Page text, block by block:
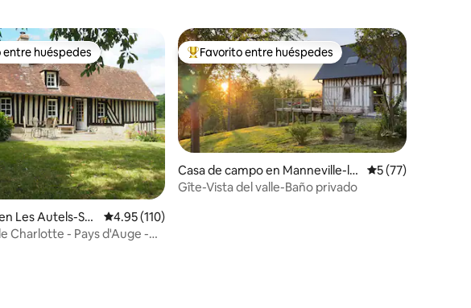
de 5; 62 evaluaciones
en Favorito entre huéspedes
entre huéspedes
Les Autels-Sai
Calificación promedio: 4.95 de 5; 110 evaluaciones
4.95 (110)
Charlotte - Pays d'Auge -
De los mejores en Favorito entre huéspedes
Favorito entre huéspedes
Casa de campo en Manneville-la-
Pipard
Calificación
5 (77)
Gîte-Vista del valle-Baño privado